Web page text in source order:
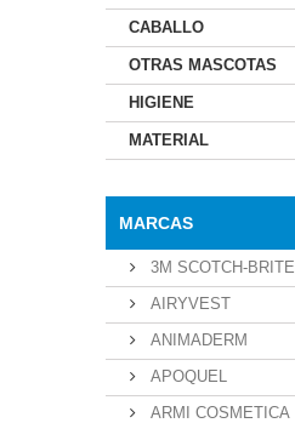
CABALLO
OTRAS MASCOTAS
HIGIENE
MATERIAL
MARCAS
3M SCOTCH-BRITE
AIRYVEST
ANIMADERM
APOQUEL
ARMI COSMETICA